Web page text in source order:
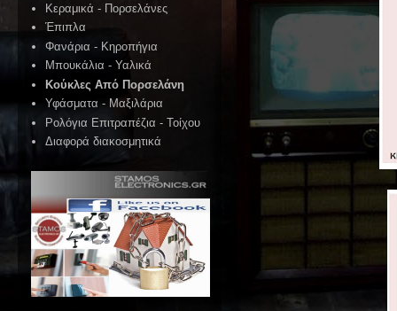
Κεραμικά - Πορσελάνες
Έπιπλα
Φανάρια - Κηροπήγια
Μπουκάλια - Υαλικά
Κούκλες Από Πορσελάνη
Υφάσματα - Μαξιλάρια
Ρολόγια Επιτραπέζια - Τοίχου
Διαφορά διακοσμητικά